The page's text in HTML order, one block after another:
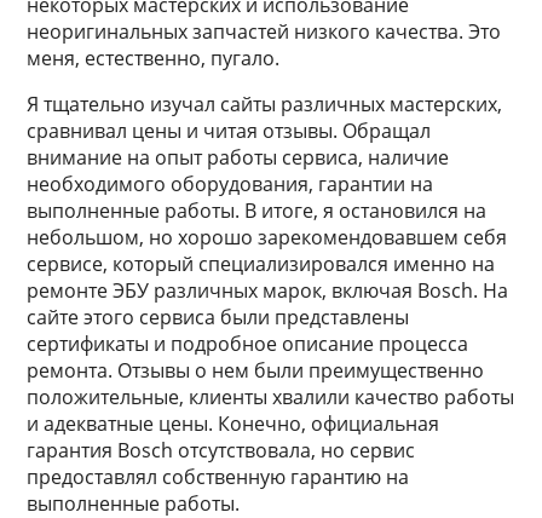
неоригинальных запчастей низкого качества. Это
меня, естественно, пугало.
Я тщательно изучал сайты различных мастерских,
сравнивал цены и читая отзывы. Обращал
внимание на опыт работы сервиса, наличие
необходимого оборудования, гарантии на
выполненные работы. В итоге, я остановился на
небольшом, но хорошо зарекомендовавшем себя
сервисе, который специализировался именно на
ремонте ЭБУ различных марок, включая Bosch. На
сайте этого сервиса были представлены
сертификаты и подробное описание процесса
ремонта. Отзывы о нем были преимущественно
положительные, клиенты хвалили качество работы
и адекватные цены. Конечно, официальная
гарантия Bosch отсутствовала, но сервис
предоставлял собственную гарантию на
выполненные работы.